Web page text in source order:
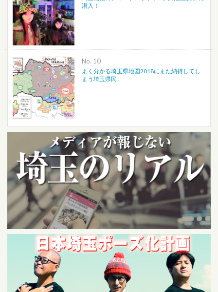
潜入！
No.
よく分かる埼玉県地図2018にまた納得してし
まう埼玉県民